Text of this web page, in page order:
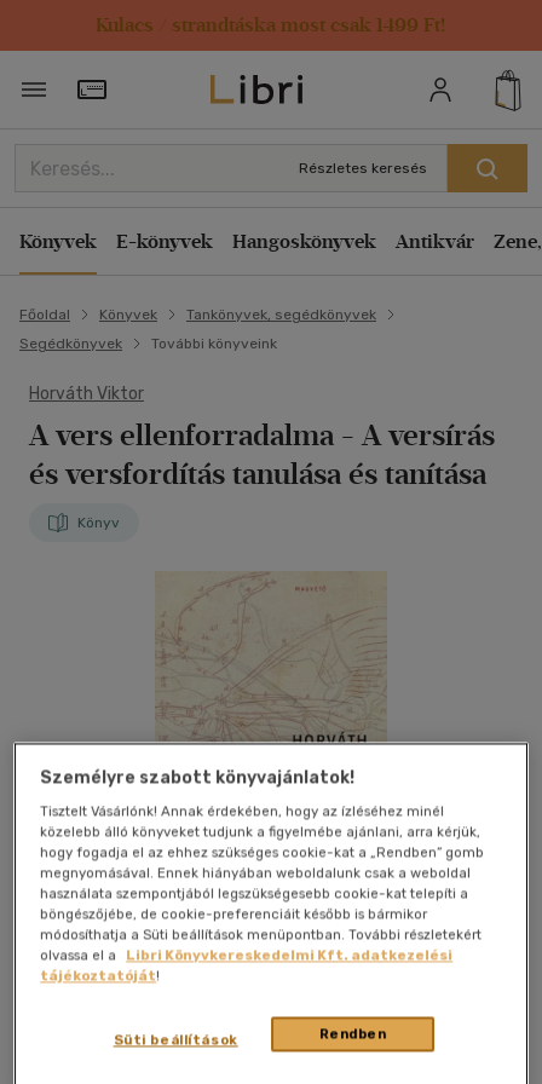
Kulacs / strandtáska most csak 1499 Ft!
Törzsvásárlói Kártya adatai
Részletes keresés
Könyvek E-könyvek Hangoskönyvek Antikvár
Főoldal Könyvek
Tankönyvek, segédkönyvek
Segédkönyvek
További könyveink
Horváth Viktor
A vers ellenforradalma - A versírás
és versfordítás tanulása és tanítása
Könyv
Kívánságlistához adom
Személyre szabott könyvajánlatok!
Tisztelt Vásárlónk! Annak érdekében, hogy az ízléséhez minél
közelebb álló könyveket tudjunk a figyelmébe ajánlani, arra kérjük,
hogy fogadja el az ehhez szükséges cookie-kat a „Rendben” gomb
megnyomásával. Ennek hiányában weboldalunk csak a weboldal
használata szempontjából legszükségesebb cookie-kat telepíti a
böngészőjébe, de cookie-preferenciáit később is bármikor
módosíthatja a Süti beállítások menüpontban. További részletekért
olvassa el a
Libri Könyvkereskedelmi Kft. adatkezelési
tájékoztatóját!
Rendben
Süti beállítások